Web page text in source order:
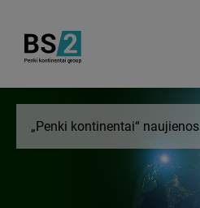
„Penki kontinentai“ naujienos